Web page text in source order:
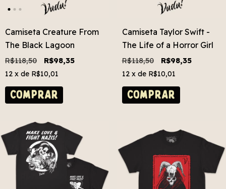
Camiseta Creature From
The Black Lagoon
R$118,50 R$98,35
12 x de R$10,01
COMPRAR
Camiseta Taylor Swift -
The Life of a Horror Girl
R$118,50 R$98,35
12 x de R$10,01
COMPRAR